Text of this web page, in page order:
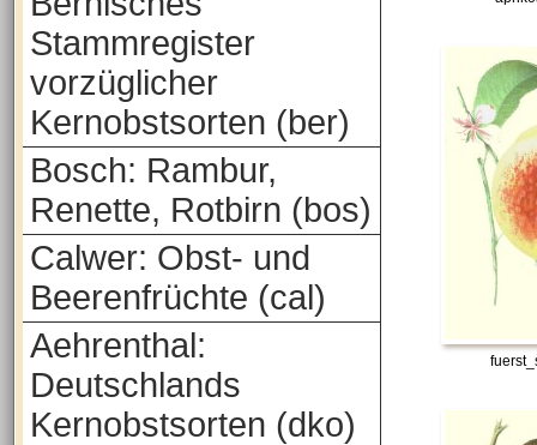
Stammregister
vorzüglicher
Kernobstsorten (ber)
Bosch: Rambur,
Renette, Rotbirn (bos)
Calwer: Obst- und
Beerenfrüchte (cal)
Aehrenthal:
Deutschlands
Kernobstsorten (dko)